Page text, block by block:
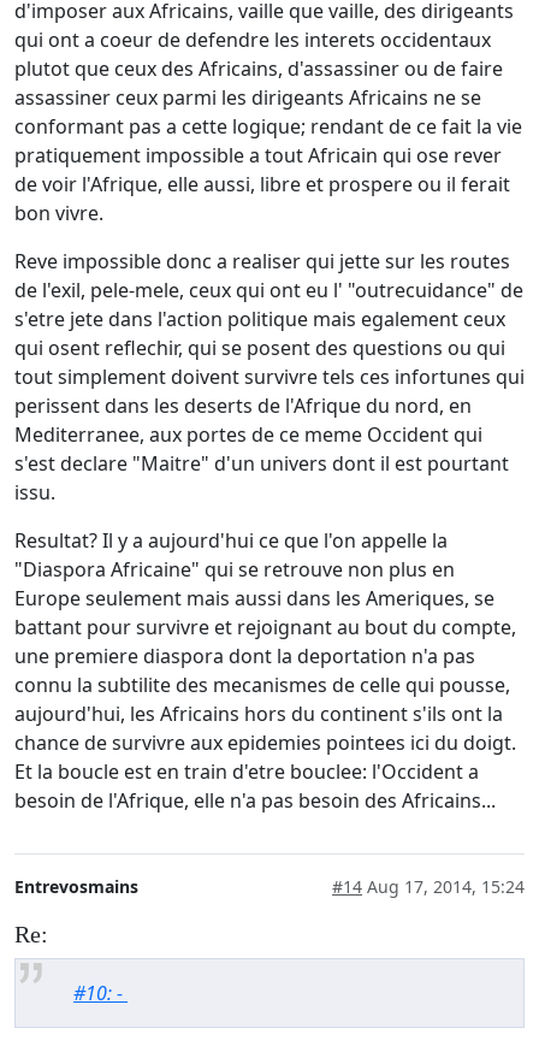
d'imposer aux Africains, vaille que vaille, des dirigeants
qui ont a coeur de defendre les interets occidentaux
plutot que ceux des Africains, d'assassiner ou de faire
assassiner ceux parmi les dirigeants Africains ne se
conformant pas a cette logique; rendant de ce fait la vie
pratiquement impossible a tout Africain qui ose rever
de voir l'Afrique, elle aussi, libre et prospere ou il ferait
bon vivre.
Reve impossible donc a realiser qui jette sur les routes
de l'exil, pele-mele, ceux qui ont eu l' "outrecuidance" de
s'etre jete dans l'action politique mais egalement ceux
qui osent reflechir, qui se posent des questions ou qui
tout simplement doivent survivre tels ces infortunes qui
perissent dans les deserts de l'Afrique du nord, en
Mediterranee, aux portes de ce meme Occident qui
s'est declare "Maitre" d'un univers dont il est pourtant
issu.
Resultat? Il y a aujourd'hui ce que l'on appelle la
"Diaspora Africaine" qui se retrouve non plus en
Europe seulement mais aussi dans les Ameriques, se
battant pour survivre et rejoignant au bout du compte,
une premiere diaspora dont la deportation n'a pas
connu la subtilite des mecanismes de celle qui pousse,
aujourd'hui, les Africains hors du continent s'ils ont la
chance de survivre aux epidemies pointees ici du doigt.
Et la boucle est en train d'etre bouclee: l'Occident a
besoin de l'Afrique, elle n'a pas besoin des Africains...
Entrevosmains #14 Aug 17, 2014, 15:24
Re:
#10: -